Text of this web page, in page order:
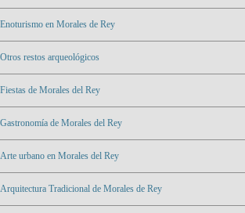
Enoturismo en Morales de Rey
Otros restos arqueológicos
Fiestas de Morales del Rey
Gastronomía de Morales del Rey
Arte urbano en Morales del Rey
Arquitectura Tradicional de Morales de Rey